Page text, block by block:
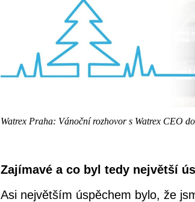
Watrex Praha: Vánoční rozhovor s Watrex CEO
Zajímavé a co byl tedy největší
Asi největším úspěchem bylo, že